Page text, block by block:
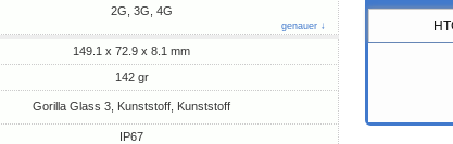
2G, 3G, 4G
genauer ↓
149.1 x 72.9 x 8.1 mm
142 gr
Gorilla Glass 3, Kunststoff, Kunststoff
IP67